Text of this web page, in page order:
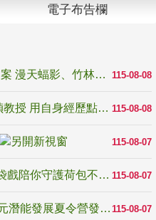
電子布告欄
115-08-08
青年壯遊點精選夏夜限定避暑提案 漫天蝠影、竹林尋蛙、茶香夜觀 邀青年暮色出發
115-08-08
教育家人物典範 發明大王林永禎教授 用自身經歷點亮學生的路
115-08-07
115-08-07
反詐騙宣導_防詐有道，霹靂布袋戲陪你守護荷包不受騙
115-08-07
跨越限制，探索潛能！115年多元潛能發展夏令營發掘生命無限可能